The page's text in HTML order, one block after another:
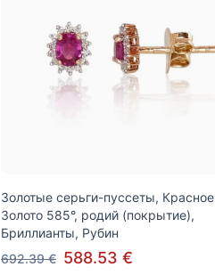
Золотые серьги-пуссеты, Красное
Золото 585°, родий (покрытие),
Бриллианты, Рубин
692.39 € 588.53 €